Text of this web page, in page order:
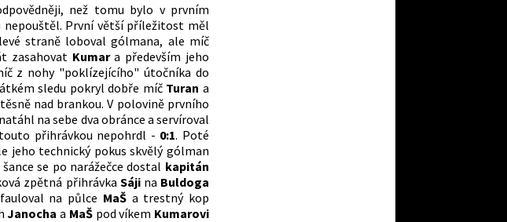
než tomu bylo v prvním
nepouštěl. První větší příležitost měl
straně loboval gólmana, ale míč
zasahovat Kumara především jeho
z nohy "poklízejícího" útočníka do
sledu pokryl dobře míč Turan a
nad brankou. V polovině prvního
na sebe dva obránce a servíroval
přihrávkou nepohrdl - 0:1. Poté
jeho technický pokus skvělý gólman
se po narážečce dostal kapitán
zpětná přihrávka Sájina Buldoga
na půlce MaŠa trestný kop
Janocha a MaŠpod víkem Kumarovi